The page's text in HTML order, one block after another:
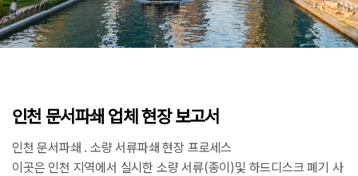
인천 문서파쇄 업체 현장 보고서
인천 문서파쇄 . 소량 서류파쇄 현장 프로세스
이곳은 인천 지역에서 실시한 소량 서류(종이)및 하드디스크 폐기 사